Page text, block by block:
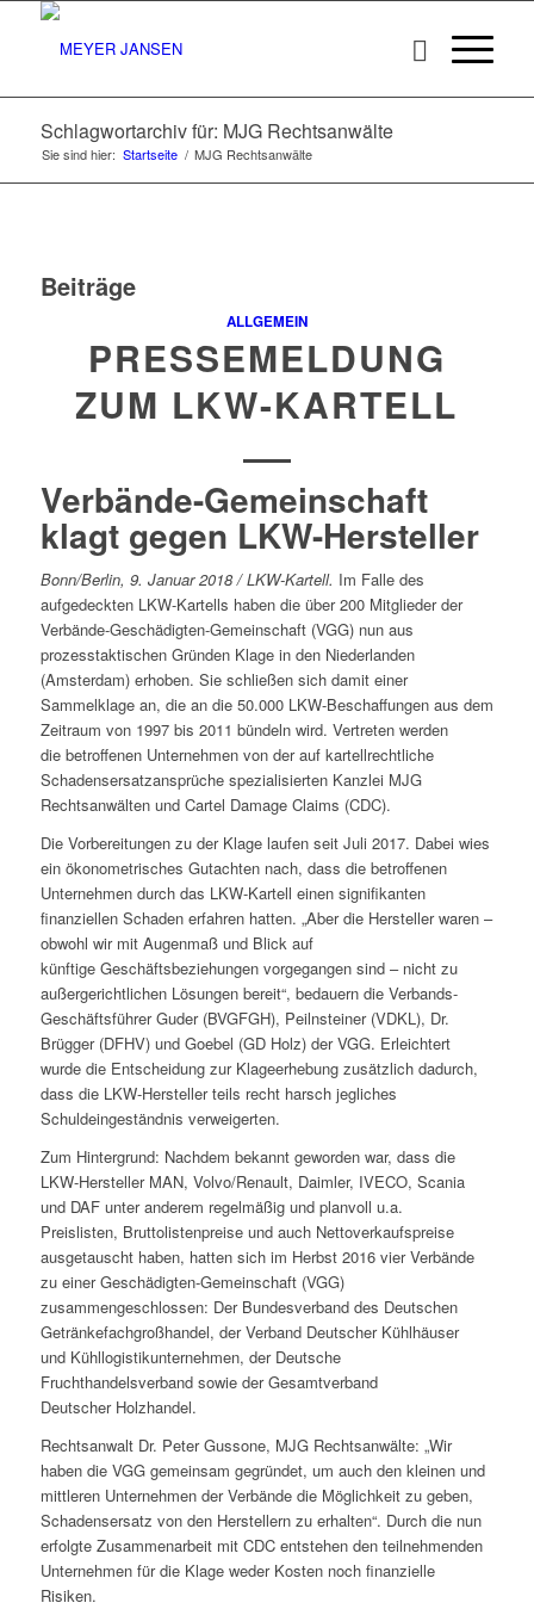
Schlagwortarchiv für: MJG Rechtsanwälte
Sie sind hier: Startseite / MJG Rechtsanwälte
Beiträge
ALLGEMEIN
PRESSEMELDUNG
ZUM LKW-KARTELL
Verbände-Gemeinschaft
klagt gegen LKW-Hersteller
Bonn/Berlin, 9. Januar 2018 / LKW-Kartell. Im Falle des
aufgedeckten LKW-Kartells haben die über 200 Mitglieder der
Verbände-Geschädigten-Gemeinschaft (VGG) nun aus
prozesstaktischen Gründen Klage in den Niederlanden
(Amsterdam) erhoben. Sie schließen sich damit einer
Sammelklage an, die an die 50.000 LKW-Beschaffungen aus dem
Zeitraum von 1997 bis 2011 bündeln wird. Vertreten werden
die betroffenen Unternehmen von der auf kartellrechtliche
Schadensersatzansprüche spezialisierten Kanzlei MJG
Rechtsanwälten und Cartel Damage Claims (CDC).
Die Vorbereitungen zu der Klage laufen seit Juli 2017. Dabei wies
ein ökonometrisches Gutachten nach, dass die betroffenen
Unternehmen durch das LKW-Kartell einen signifikanten
finanziellen Schaden erfahren hatten. „Aber die Hersteller waren –
obwohl wir mit Augenmaß und Blick auf
künftige Geschäftsbeziehungen vorgegangen sind – nicht zu
außergerichtlichen Lösungen bereit“, bedauern die Verbands-
Geschäftsführer Guder (BVGFGH), Peilnsteiner (VDKL), Dr.
Brügger (DFHV) und Goebel (GD Holz) der VGG. Erleichtert
wurde die Entscheidung zur Klageerhebung zusätzlich dadurch,
dass die LKW-Hersteller teils recht harsch jegliches
Schuldeingeständnis verweigerten.
Zum Hintergrund: Nachdem bekannt geworden war, dass die
LKW-Hersteller MAN, Volvo/Renault, Daimler, IVECO, Scania
und DAF unter anderem regelmäßig und planvoll u.a.
Preislisten, Bruttolistenpreise und auch Nettoverkaufspreise
ausgetauscht haben, hatten sich im Herbst 2016 vier Verbände
zu einer Geschädigten-Gemeinschaft (VGG)
zusammengeschlossen: Der Bundesverband des Deutschen
Getränkefachgroßhandel, der Verband Deutscher Kühlhäuser
und Kühllogistikunternehmen, der Deutsche
Fruchthandelsverband sowie der Gesamtverband
Deutscher Holzhandel.
Rechtsanwalt Dr. Peter Gussone, MJG Rechtsanwälte: „Wir
haben die VGG gemeinsam gegründet, um auch den kleinen und
mittleren Unternehmen der Verbände die Möglichkeit zu geben,
Schadensersatz von den Herstellern zu erhalten“. Durch die nun
erfolgte Zusammenarbeit mit CDC entstehen den teilnehmenden
Unternehmen für die Klage weder Kosten noch finanzielle
Risiken.